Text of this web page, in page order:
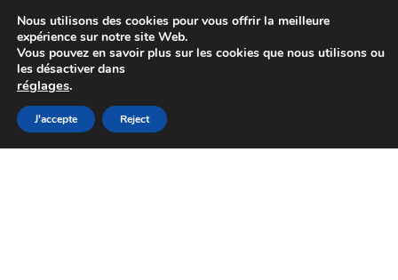
Colissimo livraison à partir de 7 EUR
Du lundi au vendredi de 9 h à 16 h
Aller
à
Aller
au
Nous utilisons des cookies pour vous offrir la meilleure
expérience sur notre site Web.
Vous pouvez en savoir plus sur les cookies que nous utilisons ou
les désactiver dans
réglages.
J'accepte Reject